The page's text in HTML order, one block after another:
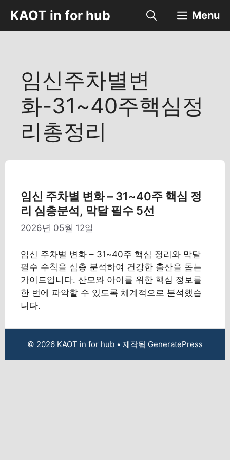
츠
KAOT in for hub Menu
임신주차별변
화-31~40주핵심정
리총정리
임신 주차별 변화 – 31~40주 핵심 정
리 심층분석, 막달 필수 5선
2026년 05월 12일
임신 주차별 변화 – 31~40주 핵심 정리와 막달
필수 수칙을 심층 분석하여 건강한 출산을 돕는
가이드입니다. 산모와 아이를 위한 핵심 정보를
한 번에 파악할 수 있도록 체계적으로 분석했습
니다.
© 2026 KAOT in for hub • 제작됨 GeneratePress